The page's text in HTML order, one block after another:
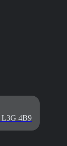
L3G 4B9